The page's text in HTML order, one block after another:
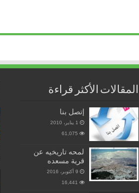
المقالات الأكثر قراءة
إتصل بنا
1 يناير، 2010
61,075
لمحه تاريخيه عن
قرية مسعده
9 أكتوبر، 2016
16,441